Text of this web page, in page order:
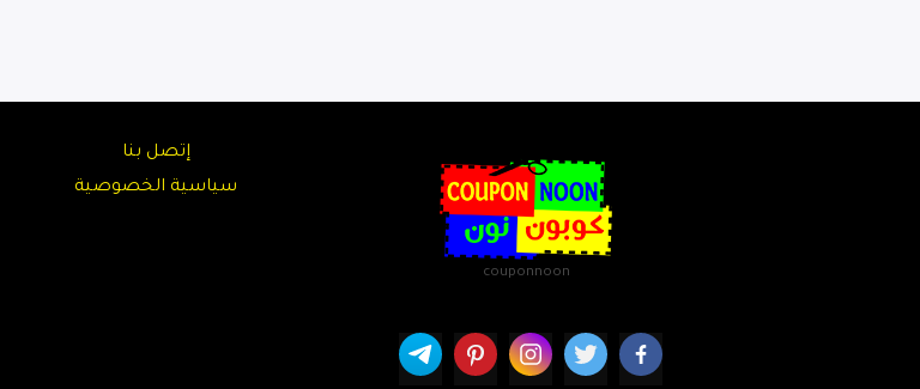
couponnoon
إتصل بنا
سياسية الخصوصية